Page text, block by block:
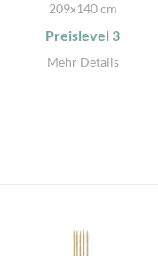
209x140 cm
Preislevel 3
Mehr Details